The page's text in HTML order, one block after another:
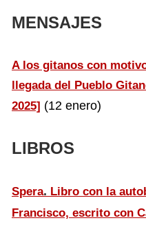
MENSAJES
A los gitanos con
llegada del Pueblo
2025] (12 enero)
LIBROS
Spera. Libro con la
Francisco, escrito con